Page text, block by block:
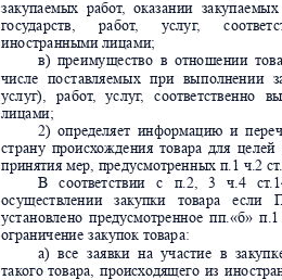
закупаемых работ, оказании закупаемых
государств, работ, услуг, соответс
иностранными лицами;
в) преимущество в отношении
числе поставляемых при выполнении
услуг), работ, услуг, соответственно
лицами;
2) определяет информацию и пер
страну происхождения товара для целей
принятия мер, предусмотренных п.1 ч.2 ст.
В
соответствии с   п.2, 3   ч.4 ст
осуществлении
  з
акупки
  товара
если
установлено предусмотренное пп.«б» п.1
ограничение закупок товара:
а)
все заявки на участие в з
такого товара, происходящего из иност